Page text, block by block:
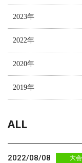
2023年
2022年
2020年
2019年
ALL
2022/08/08 大